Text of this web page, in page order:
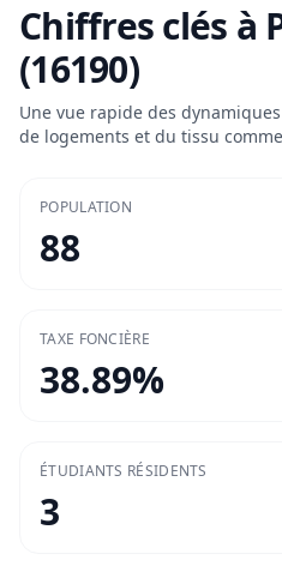
Chiffres clés à
(16190)
Une vue rapide des
de logements et du tissu
POPULATION
88
TAXE FONCIÈRE
38.89%
ÉTUDIANTS RÉSIDENTS
3